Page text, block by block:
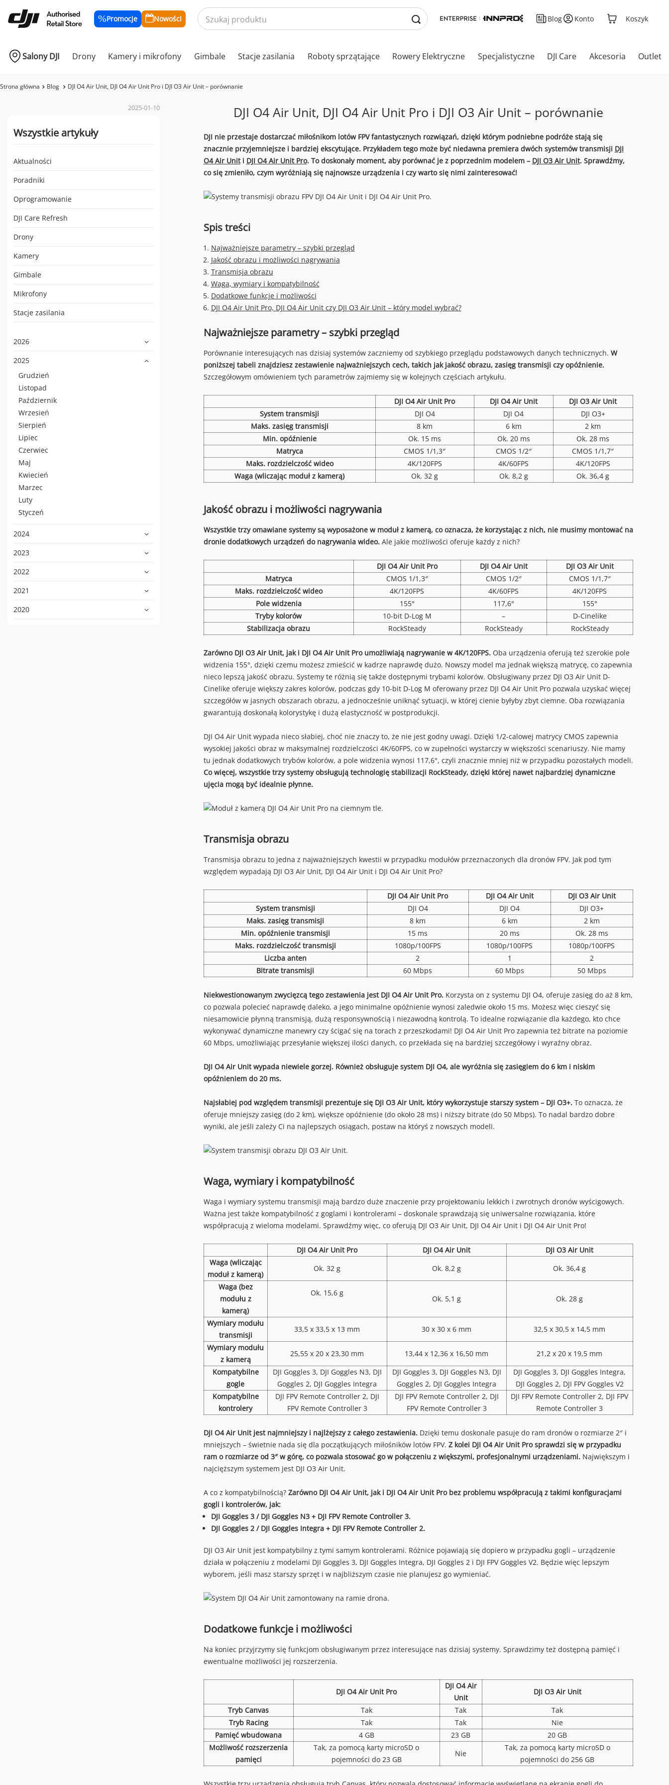
Promocje Nowości Blog Konto Koszyk
Salony DJI Drony Kamery i mikrofony Gimbale Stacje zasilania Roboty sprzątające Rowery Elektryczne Specjalistyczne DJI Care Akcesoria Outlet
Strona główna Blog DJI O4 Air Unit, DJI O4 Air Unit Pro i DJI O3 Air Unit – porównanie
Wszystkie artykuły
Aktualności
Poradniki
Oprogramowanie
DJI Care Refresh
Drony
Kamery
Gimbale
Mikrofony
Stacje zasilania
2026
2025
Grudzień
Listopad
Październik
Wrzesień
Sierpień
Lipiec
Czerwiec
Maj
Kwiecień
Marzec
Luty
Styczeń
2024
2023
2022
2021
2020
DJI O4 Air Unit, DJI O4 Air Unit Pro i DJI O3 Air Unit – porównanie
2025-01-10
DJI nie przestaje dostarczać miłośnikom lotów FPV fantastycznych rozwiązań, dzięki którym podniebne podróże stają się
znacznie przyjemniejsze i bardziej ekscytujące. Przykładem tego może być niedawna premiera dwóch systemów transmisji DJI
O4 Air Uniti DJI O4 Air Unit Pro. To doskonały moment, aby porównać je z poprzednim modelem – DJI O3 Air Unit. Sprawdźmy,
co się zmieniło, czym wyróżniają się najnowsze urządzenia i czy warto się nimi zainteresować!
Spis treści
Najważniejsze parametry – szybki przegląd
Jakość obrazu i możliwości nagrywania
Transmisja obrazu
Waga, wymiary i kompatybilność
Dodatkowe funkcje i możliwości
DJI O4 Air Unit Pro, DJI O4 Air Unit czy DJI O3 Air Unit – który model wybrać?
Najważniejsze parametry – szybki przegląd
Porównanie interesujących nas dzisiaj systemów zaczniemy od szybkiego przeglądu podstawowych danych technicznych. W
poniższej tabeli znajdziesz zestawienie najważniejszych cech, takich jak jakość obrazu, zasięg transmisji czy opóźnienie.
Szczegółowym omówieniem tych parametrów zajmiemy się w kolejnych częściach artykułu.
DJI O4 Air Unit Pro DJI O4 Air Unit
DJI O3 Air Unit
System transmisji
DJI O4 DJI O4
DJI O3+
Maks. zasięg transmisji
8 km 6 km
2 km
Min. opóźnienie
Ok. 15 ms Ok. 20 ms
Ok. 28 ms
Matryca
CMOS 1/1,3″ CMOS 1/2″
CMOS 1/1,7″
Maks. rozdzielczość wideo
4K/120FPS 4K/60FPS
4K/120FPS
Waga (wliczając moduł z kamerą)
Ok. 32 g Ok. 8,2 g Ok. 36,4 g
Jakość obrazu i możliwości nagrywania
Wszystkie trzy omawiane systemy są wyposażone w moduł z kamerą, co oznacza, że korzystając z nich, nie musimy montować na
dronie dodatkowych urządzeń do nagrywania wideo.Ale jakie możliwości oferuje każdy z nich?
DJI O4 Air Unit Pro DJI O4 Air Unit
DJI O3 Air Unit
Matryca
CMOS 1/1,3″ CMOS 1/2″
CMOS 1/1,7″
Maks. rozdzielczość wideo
4K/120FPS 4K/60FPS
4K/120FPS
Pole widzenia
155° 117,6°
155°
Tryby kolorów
10-bit D-Log M –
D-Cinelike
Stabilizacja obrazu
RockSteady RockSteady RockSteady
Zarówno DJI O3 Air Unit, jak i DJI O4 Air Unit Pro umożliwiają nagrywanie w 4K/120FPS. Oba urządzenia oferują też szerokie pole
widzenia 155°, dzięki czemu możesz zmieścić w kadrze naprawdę dużo. Nowszy model ma jednak większą matrycę, co zapewnia
nieco lepszą jakość obrazu. Systemy te różnią się także dostępnymi trybami kolorów. Obsługiwany przez DJI O3 Air Unit D-
Cinelike oferuje większy zakres kolorów, podczas gdy 10-bit D-Log M oferowany przez DJI O4 Air Unit Pro pozwala uzyskać więcej
szczegółów w jasnych obszarach obrazu, a jednocześnie uniknąć sytuacji, w której cienie byłyby zbyt ciemne. Oba rozwiązania
gwarantują doskonałą kolorystykę i dużą elastyczność w postprodukcji.
DJI O4 Air Unit wypada nieco słabiej, choć nie znaczy to, że nie jest godny uwagi. Dzięki 1/2-calowej matrycy CMOS zapewnia
wysokiej jakości obraz w maksymalnej rozdzielczości 4K/60FPS, co w zupełności wystarczy w większości scenariuszy. Nie mamy
tu jednak dodatkowych trybów kolorów, a pole widzenia wynosi 117,6°, czyli znacznie mniej niż w przypadku pozostałych modeli.
Co więcej, wszystkie trzy systemy obsługują technologię stabilizacji RockSteady, dzięki której nawet najbardziej dynamiczne
ujęcia mogą być idealnie płynne.
Transmisja obrazu
Transmisja obrazu to jedna z najważniejszych kwestii w przypadku modułów przeznaczonych dla dronów FPV. Jak pod tym
względem wypadają DJI O3 Air Unit, DJI O4 Air Unit i DJI O4 Air Unit Pro?
DJI O4 Air Unit Pro DJI O4 Air Unit
DJI O3 Air Unit
System transmisji
DJI O4 DJI O4
DJI O3+
Maks. zasięg transmisji
8 km 6 km
2 km
Min. opóźnienie transmisji
15 ms 20 ms
Ok. 28 ms
Maks. rozdzielczość transmisji
1080p/100FPS 1080p/100FPS
1080p/100FPS
Liczba anten
2 1
2
Bitrate transmisji
60 Mbps 60 Mbps 50 Mbps
Niekwestionowanym zwycięzcą tego zestawienia jest DJI O4 Air Unit Pro. Korzysta on z systemu DJI O4, oferuje zasięg do aż 8 km,
co pozwala polecieć naprawdę daleko, a jego minimalne opóźnienie wynosi zaledwie około 15 ms. Możesz więc cieszyć się
niesamowicie płynną transmisją, dużą responsywnością i niezawodną kontrolą. To idealne rozwiązanie dla każdego, kto chce
wykonywać dynamiczne manewry czy ścigać się na torach z przeszkodami! DJI O4 Air Unit Pro zapewnia też bitrate na poziomie
60 Mbps, umożliwiając przesyłanie większej ilości danych, co przekłada się na bardziej szczegółowy i wyraźny obraz.
DJI O4 Air Unit wypada niewiele gorzej. Również obsługuje system DJI O4, ale wyróżnia się zasięgiem do 6 km i niskim
opóźnieniem do 20 ms.
Najsłabiej pod względem transmisji prezentuje się DJI O3 Air Unit, który wykorzystuje starszy system – DJI O3+.To oznacza, że
oferuje mniejszy zasięg (do 2 km), większe opóźnienie (do około 28 ms) i niższy bitrate (do 50 Mbps). To nadal bardzo dobre
wyniki, ale jeśli zależy Ci na najlepszych osiągach, postaw na któryś z nowszych modeli.
Waga, wymiary i kompatybilność
Waga i wymiary systemu transmisji mają bardzo duże znaczenie przy projektowaniu lekkich i zwrotnych dronów wyścigowych.
Ważna jest także kompatybilność z goglami i kontrolerami – doskonale sprawdzają się uniwersalne rozwiązania, które
współpracują z wieloma modelami. Sprawdźmy więc, co oferują DJI O3 Air Unit, DJI O4 Air Unit i DJI O4 Air Unit Pro!
DJI O4 Air Unit Pro DJI O4 Air Unit
DJI O3 Air Unit
Waga (wliczając
moduł z kamerą)
Ok. 32 g Ok. 8,2 g
Ok. 36,4 g
Waga (bez
modułu z
kamerą)
Ok. 15,6 g
Ok. 5,1 g Ok. 28 g
Wymiary modułu
transmisji
33,5 x 33,5 x 13 mm 30 x 30 x 6 mm
32,5 x 30,5 x 14,5 mm
Wymiary modułu
z kamerą
25,55 x 20 x 23,30 mm 13,44 x 12,36 x 16,50 mm
21,2 x 20 x 19,5 mm
Kompatybilne
gogle
DJI Goggles 3, DJI Goggles N3, DJI
Goggles 2, DJI Goggles Integra
DJI Goggles 3, DJI Goggles N3, DJI
Goggles 2, DJI Goggles Integra
DJI Goggles 3, DJI Goggles Integra,
DJI Goggles 2, DJI FPV Goggles V2
Kompatybilne
kontrolery
DJI FPV Remote Controller 2, DJI
FPV Remote Controller 3
DJI FPV Remote Controller 2, DJI
FPV Remote Controller 3
DJI FPV Remote Controller 2, DJI FPV
Remote Controller 3
DJI O4 Air Unit jest najmniejszy i najlżejszy z całego zestawienia. Dzięki temu doskonale pasuje do ram dronów o rozmiarze 2″ i
mniejszych – świetnie nada się dla początkujących miłośników lotów FPV. Z kolei DJI O4 Air Unit Pro sprawdzi się w przypadku
ram o rozmiarze od 3″ w górę, co pozwala stosować go w połączeniu z większymi, profesjonalnymi urządzeniami.Największym i
najcięższym systemem jest DJI O3 Air Unit.
A co z kompatybilnością?Zarówno DJI O4 Air Unit, jak i DJI O4 Air Unit Pro bez problemu współpracują z takimi konfiguracjami
gogli i kontrolerów, jak:
DJI Goggles 3 / DJI Goggles N3 + DJI FPV Remote Controller 3.
DJI Goggles 2 / DJI Goggles Integra + DJI FPV Remote Controller 2.
DJI O3 Air Unit jest kompatybilny z tymi samym kontrolerami. Różnice pojawiają się dopiero w przypadku gogli – urządzenie
działa w połączeniu z modelami DJI Goggles 3, DJI Goggles Integra, DJI Goggles 2 i DJI FPV Goggles V2. Będzie więc lepszym
wyborem, jeśli masz starszy sprzęt i w najbliższym czasie nie planujesz go wymieniać.
Dodatkowe funkcje i możliwości
Na koniec przyjrzymy się funkcjom obsługiwanym przez interesujące nas dzisiaj systemy. Sprawdzimy też dostępną pamięć i
ewentualne możliwości jej rozszerzenia.
DJI O4 Air Unit Pro
DJI O4 Air
Unit
DJI O3 Air Unit
Tryb Canvas
Tak Tak
Tak
Tryb Racing
Tak Tak
Nie
Pamięć wbudowana
4 GB 23 GB
20 GB
Możliwość rozszerzenia
pamięci
Tak, za pomocą karty microSD o
pojemności do 23 GB
Nie
Tak, za pomocą karty microSD o
pojemności do 256 GB